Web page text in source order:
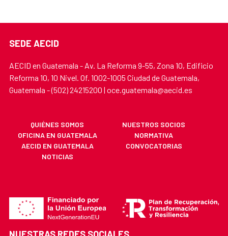
SEDE AECID
AECID en Guatemala - Av. La Reforma 9-55, Zona 10, Edificio
Reforma 10, 10 Nivel. Of. 1002-1005 Ciudad de Guatemala,
Guatemala - (502) 24215200 | oce.guatemala@aecid.es
QUIÉNES SOMOS
NUESTROS SOCIOS
OFICINA EN GUATEMALA
NORMATIVA
AECID EN GUATEMALA
CONVOCATORIAS
NOTICIAS